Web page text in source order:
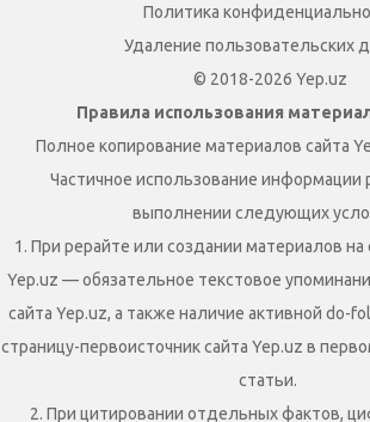
Политика
Удаление пользовательских
© 2018-2026 Yep.uz
Правила использования
Полное копирование материалов сайта
Частичное использование информации
выполнении следующих
1. При рерайте или создании материалов на
Yep.uz — обязательное текстовое
сайта Yep.uz, а также наличие активной do-
страницу-первоисточник сайта Yep.uz в
статьи.
2. При цитировании отдельных фактов,